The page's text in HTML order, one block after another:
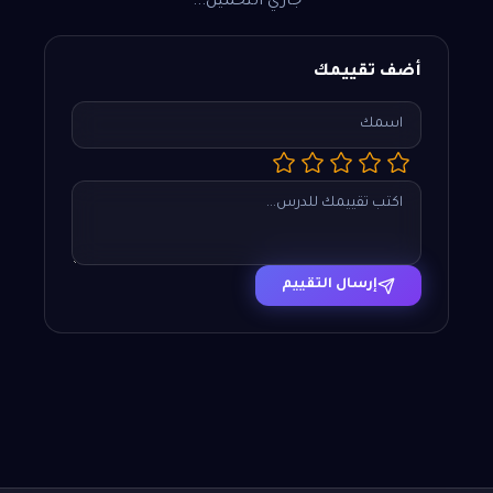
أضف تقييمك
إرسال التقييم